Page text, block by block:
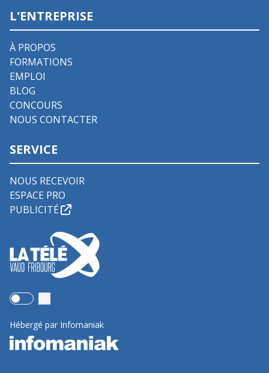
L'ENTREPRISE
À PROPOS
FORMATIONS
EMPLOI
BLOG
CONCOURS
NOUS CONTACTER
SERVICE
NOUS RECEVOIR
ESPACE PRO
PUBLICITÉ
Use setting
Hébergé par Infomaniak